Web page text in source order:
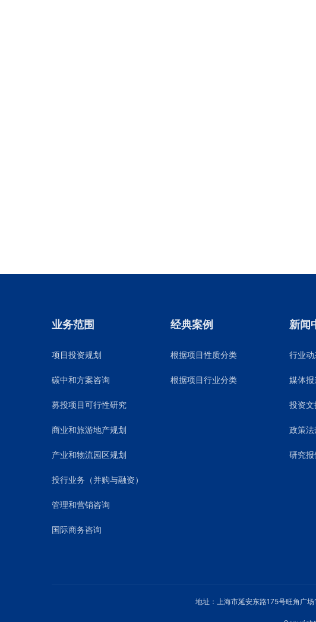
业务范围
项目投资规划
碳中和方案咨询
募投项目可行性研究
商业和旅游地产规划
产业和物流园区规划
投行业务（并购与融资）
管理和营销咨询
国际商务咨询
经典案例
根据项目性质分类
根据项目行业分类
新闻
行业动
媒体报
投资文
政策法
研究报
地址：上海市延安东路175号旺角